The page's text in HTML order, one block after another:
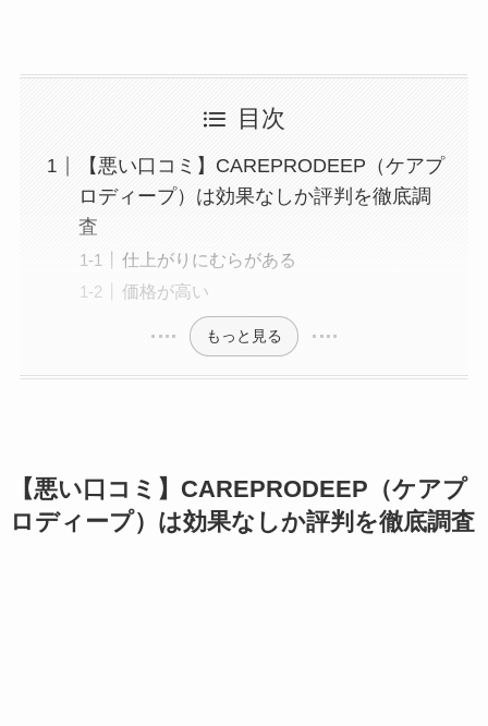
目次
【悪い口コミ】CAREPRODEEP（ケアプ
ロディープ）は効果なしか評判を徹底調
査
仕上がりにむらがある
価格が高い
もっと見る
【悪い口コミ】CAREPRODEEP（ケアプ
ロディープ）は効果なしか評判を徹底調査